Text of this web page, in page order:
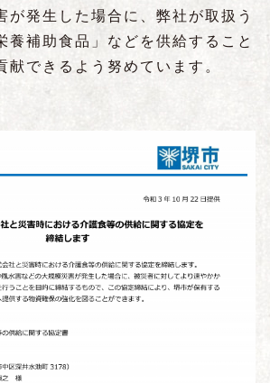
が発生した場合に、弊社が取扱う
養補助食品」などを供給すること
献できるよう努めています。